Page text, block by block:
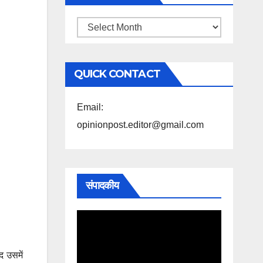
उसमें
महिने
अनुसार
पढ़ें
QUICK CONTACT
Email:
opinionpost.editor@gmail.com
संपादकीय